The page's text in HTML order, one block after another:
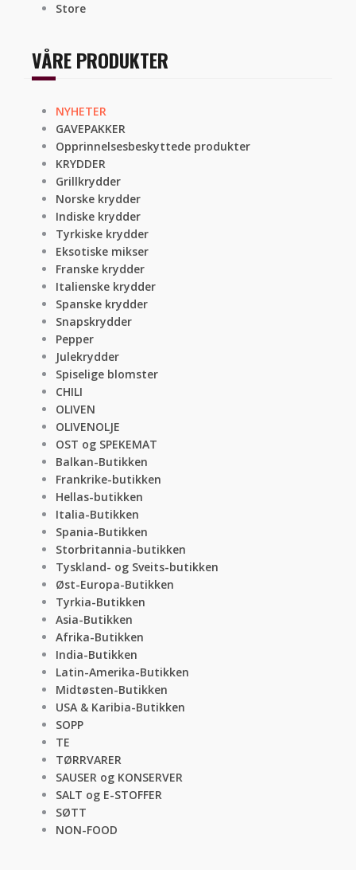
Store
VÅRE PRODUKTER
NYHETER
GAVEPAKKER
Opprinnelsesbeskyttede produkter
KRYDDER
Grillkrydder
Norske krydder
Indiske krydder
Tyrkiske krydder
Eksotiske mikser
Franske krydder
Italienske krydder
Spanske krydder
Snapskrydder
Pepper
Julekrydder
Spiselige blomster
CHILI
OLIVEN
OLIVENOLJE
OST og SPEKEMAT
Balkan-Butikken
Frankrike-butikken
Hellas-butikken
Italia-Butikken
Spania-Butikken
Storbritannia-butikken
Tyskland- og Sveits-butikken
Øst-Europa-Butikken
Tyrkia-Butikken
Asia-Butikken
Afrika-Butikken
India-Butikken
Latin-Amerika-Butikken
Midtøsten-Butikken
USA & Karibia-Butikken
SOPP
TE
TØRRVARER
SAUSER og KONSERVER
SALT og E-STOFFER
SØTT
NON-FOOD